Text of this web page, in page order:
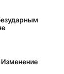
Изменение